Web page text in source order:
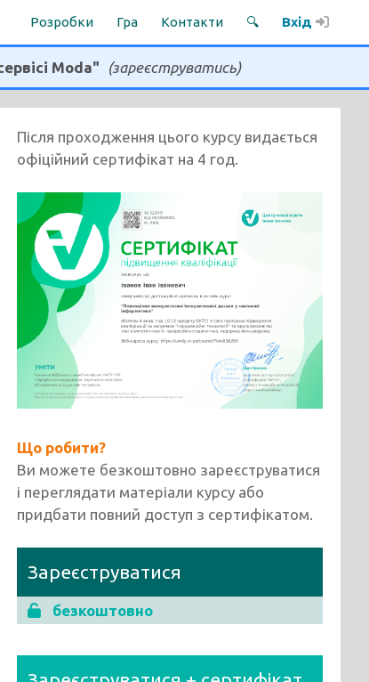
Розробки Гра Контакти 🔍 Вхід
Moda" (зареєструватись)
Після проходження цього курсу видається
офіційний сертифікат на 4 год.
Що робити?
Ви можете безкоштовно зареєструватися
і переглядати матеріали курсу або
придбати повний доступ з сертифікатом.
Зареєструватися
безкоштовно